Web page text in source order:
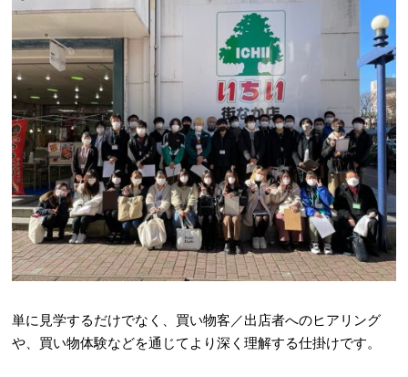
単に見学するだけでなく、買い物客／出店者へのヒアリング
や、買い物体験などを通じてより深く理解する仕掛けです。